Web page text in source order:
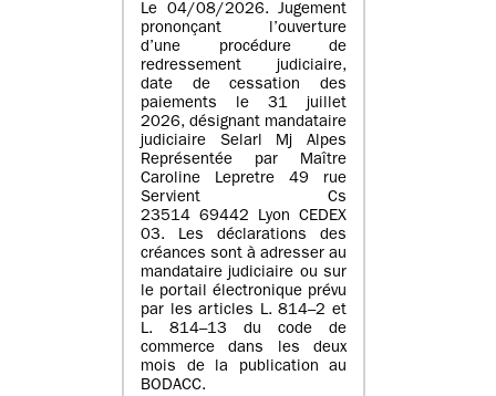
Le 04/08/2026. Jugement
prononçant l’ouverture
d’une procédure de
redressement judiciaire,
date de cessation des
paiements le 31 juillet
2026, désignant mandataire
judiciaire Selarl Mj Alpes
Représentée par Maître
Caroline Lepretre 49 rue
Servient Cs
23514 69442 Lyon CEDEX
03. Les déclarations des
créances sont à adresser au
mandataire judiciaire ou sur
le portail électronique prévu
par les articles L. 814–2 et
L. 814–13 du code de
commerce dans les deux
mois de la publication au
BODACC.